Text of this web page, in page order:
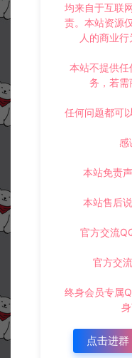
上一篇：
典藏策略手游【汉王纷争】全套客户端源码+服务端源码+策划文档
3DMMORPG端游【龙之
均来自于互联
责。本站资源
人的商业
本站不提供
务，若需
任何问题都可
感
本站免责声
本站售后说
官方交流
官方交
终身会员专属
点击进群